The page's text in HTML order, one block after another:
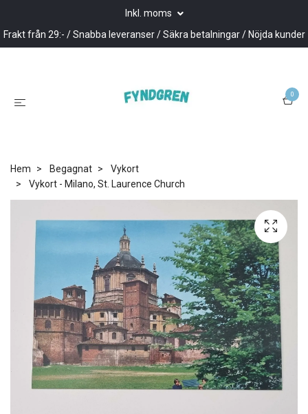
Inkl. moms
Frakt från 29:- / Snabba leveranser / Säkra betalningar / Nöjda kunder
0
Hem Begagnat
Vykort
Vykort - Milano, St. Laurence Church